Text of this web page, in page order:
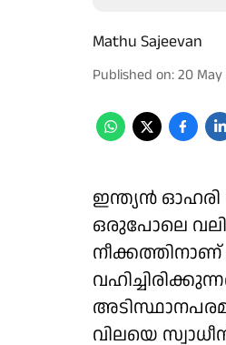
Mathu Sajeevan
Published on:20 May
ഇന്ത്യന്‍
ഒരുപോലെ
വിലയെ